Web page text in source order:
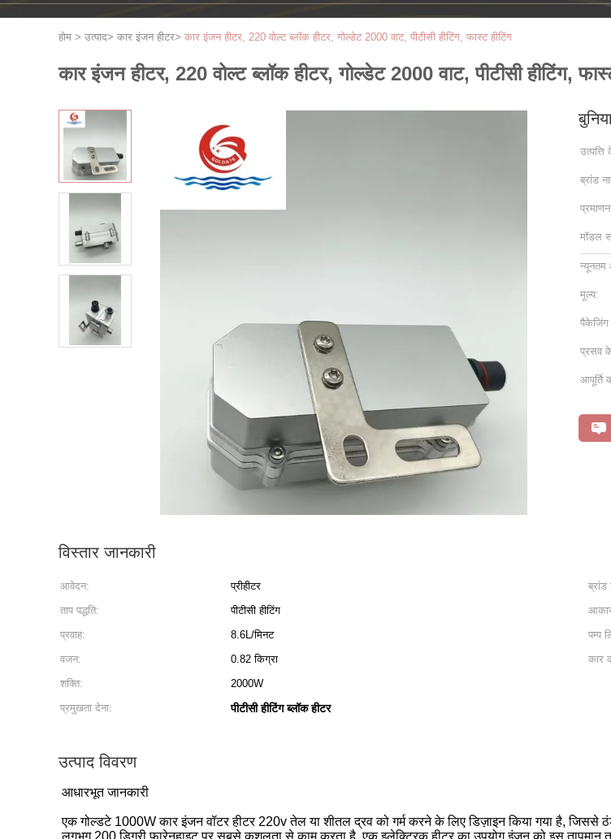
होम > उत्पाद> कार इंजन हीटर> कार इंजन हीटर, 220 वोल्ट ब्लॉक हीटर, गोल्डेट 2000 वाट, पीटीसी हीटिंग, फास्ट हीटिंग
कार इंजन हीटर, 220 वोल्ट ब्लॉक हीटर, गोल्डेट 2000 वाट, पीटीसी हीटिंग,
ब्रांड
मॉडल
न्यूनतम
मूल्य:
पैकेजिंग
प्रसव
आपूर्ति
विस्तार जानकारी
आवेदन: प्रीहीटर ब्रांड
ताप पद्धति:
पीटीसी हीटिंग
प्रवाह:
8.6L/मिनट पम्प
वजन:
0.82 किग्रा कार
शक्ति:
2000W
प्रमुखता देना:
पीटीसी हीटिंग ब्लॉक हीटर
उत्पाद विवरण
आधारभूत जानकारी
एक गोल्डटे 1000W कार इंजन वॉटर हीटर 220v तेल या शीतल द्रव को गर्म करने के लिए डिज़ाइन किया गया है,
लगभग 200 डिग्री फ़ारेनहाइट पर सबसे कुशलता से काम करता है. एक इलेक्ट्रिक हीटर का उपयोग इंजन को इस